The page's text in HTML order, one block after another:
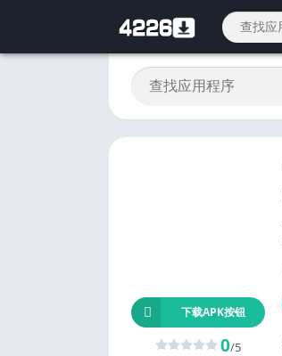
下载APK按钮
0/5